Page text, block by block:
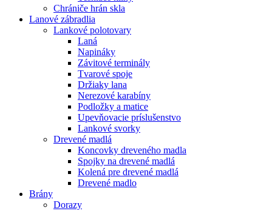
Chrániče hrán skla
Lanové zábradlia
Lankové polotovary
Laná
Napináky
Závitové terminály
Tvarové spoje
Držiaky lana
Nerezové karabíny
Podložky a matice
Upevňovacie príslušenstvo
Lankové svorky
Drevené madlá
Koncovky dreveného madla
Spojky na drevené madlá
Kolená pre drevené madlá
Drevené madlo
Brány
Dorazy